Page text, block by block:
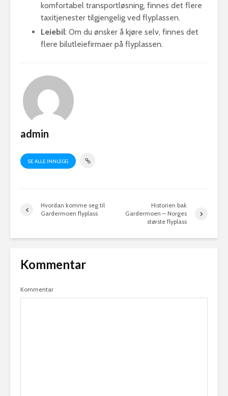
komfortabel transportløsning, finnes det flere
taxitjenester tilgjengelig ved flyplassen.
Leiebil: Om du ønsker å kjøre selv, finnes det
flere bilutleiefirmaer på flyplassen.
admin
SE ALLE INNLEGG
Hvordan komme seg til
Gardermoen flyplass
Historien bak
Gardermoen – Norges
største flyplass
Kommentar
Kommentar